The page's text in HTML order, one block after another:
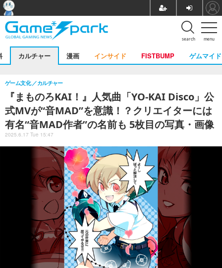
menu
search
カルチャー 漫画 インサイド FISTBUMP ゲムマイド
『まものろKAI！』人気曲「YO-KAI Disco」公
式MVが“音MAD”を意識！？クリエイターには
有名“音MAD作者”の名前も 5枚目の写真・画像
ゲーム文化 カルチャー
2025.6.17 Tue 15:47